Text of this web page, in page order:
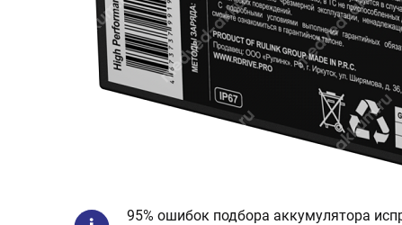
95% ошибок подбора аккумулятора